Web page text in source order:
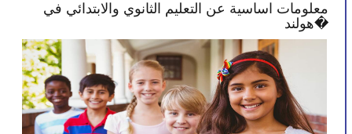
معلومات اساسية عن التعليم الثانوي والابتدائي في
هولند�